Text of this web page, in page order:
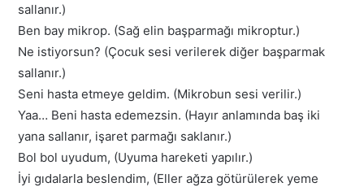
sallanır.)
Ben bay mikrop. (Sağ elin başparmağı mikroptur.)
Ne istiyorsun? (Çocuk sesi verilerek diğer başparmak
sallanır.)
Seni hasta etmeye geldim. (Mikrobun sesi verilir.)
Yaa… Beni hasta edemezsin. (Hayır anlamında baş iki
yana sallanır, işaret parmağı saklanır.)
Bol bol uyudum, (Uyuma hareketi yapılır.)
İyi gıdalarla beslendim, (Eller ağza götürülerek yeme